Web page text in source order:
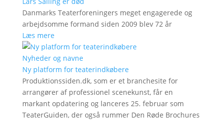
Danmarks Teaterforeningers meget engagerede og
arbejdsomme formand siden 2009 blev 72 år
Læs mere
Nyheder og navne
Ny platform for teaterindkøbere
Produktionssiden.dk, som er et branchesite for
arrangører af professionel scenekunst, får en
markant opdatering og lanceres 25. februar som
TeaterGuiden, der også rummer Den Røde Brochures